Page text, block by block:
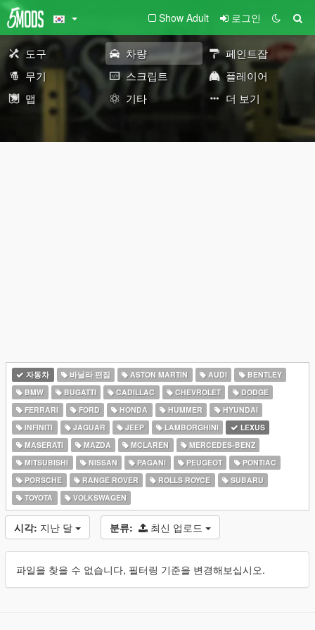
Show Adult 로그인
도구 차량
페인트잡
무기
스크립트
플레이어
맵
기타 더 보기
자동차 바닐라 편집 ASTON MARTIN AUDI
BENTLEY
BMW
BUGATTI CADILLAC CHEVROLET
DODGE
FERRARI
FORD HONDA HUMMER
HYUNDAI
INFINITI
JAGUAR JEEP LAMBORGHINI
LEXUS
MASERATI
MAZDA MCLAREN
MERCEDES-BENZ
MITSUBISHI
NISSAN PAGANI PEUGEOT
PONTIAC
PORSCHE
RANGE ROVER ROLLS ROYCE
SUBARU
TOYOTA
VOLKSWAGEN
시각: 지난 달 분류: 최신 업로드
파일을 찾을 수 없습니다, 필터링 기준을 변경해보십시오.